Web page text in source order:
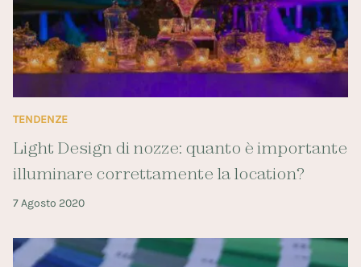
TENDENZE
Light Design di nozze: quanto è importante
illuminare correttamente la location?
7 Agosto 2020